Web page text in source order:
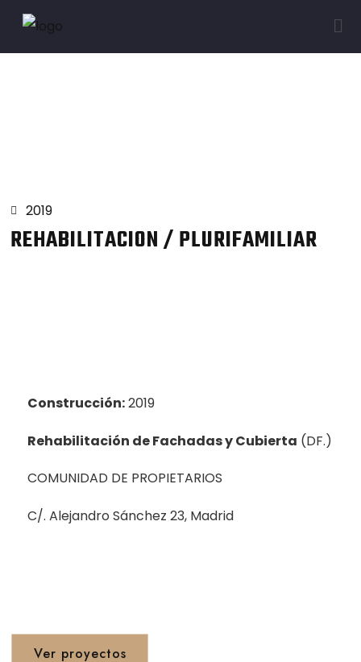
2019
REHABILITACION / PLURIFAMILIAR
Construcción:2019
Rehabilitación de Fachadas y Cubierta (DF.)
COMUNIDAD DE PROPIETARIOS
C/. Alejandro Sánchez 23, Madrid
Ver proyectos